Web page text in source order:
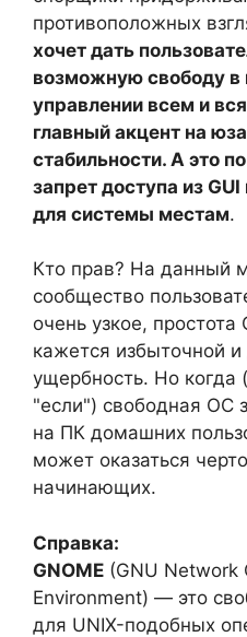
противоположных
хочет дать
возможную свободу в
управлении всем и
главный акцент на
стабильности. А это
запрет доступа из
для системы местам.
Кто прав? На данный
сообщество
очень узкое,
кажется избыточной
ущербность. Но когда
"если") свободная ОС
на ПК домашних
может оказаться
начинающих.
Справка:
GNOME (GNU Network
Environment) — это
для UNIX-подобных